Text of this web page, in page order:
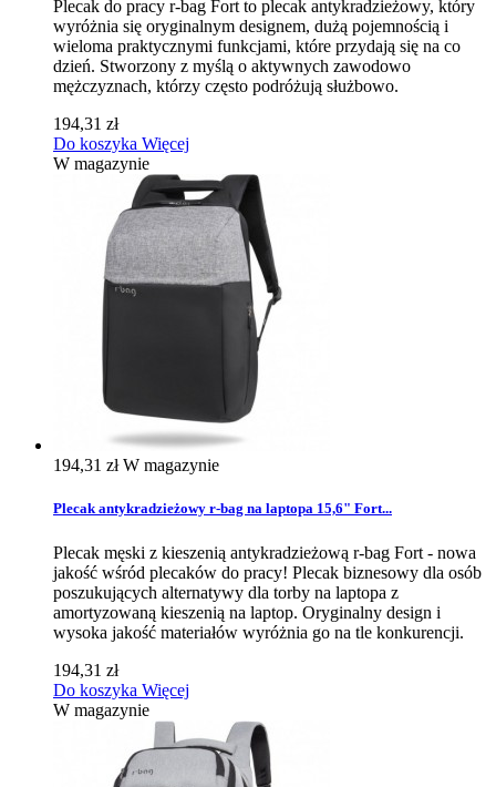
Plecak do pracy r-bag Fort to plecak antykradzieżowy, który
wyróżnia się oryginalnym designem, dużą pojemnością i
wieloma praktycznymi funkcjami, które przydają się na co
dzień. Stworzony z myślą o aktywnych zawodowo
mężczyznach, którzy często podróżują służbowo.
194,31 zł
Do koszyka Więcej
W magazynie
194,31 złW magazynie
Plecak antykradzieżowy r-bag na laptopa 15,6" Fort...
Plecak męski z kieszenią antykradzieżową r-bag Fort - nowa
jakość wśród plecaków do pracy! Plecak biznesowy dla osób
poszukujących alternatywy dla torby na laptopa z
amortyzowaną kieszenią na laptop. Oryginalny design i
wysoka jakość materiałów wyróżnia go na tle konkurencji.
194,31 zł
Do koszyka Więcej
W magazynie